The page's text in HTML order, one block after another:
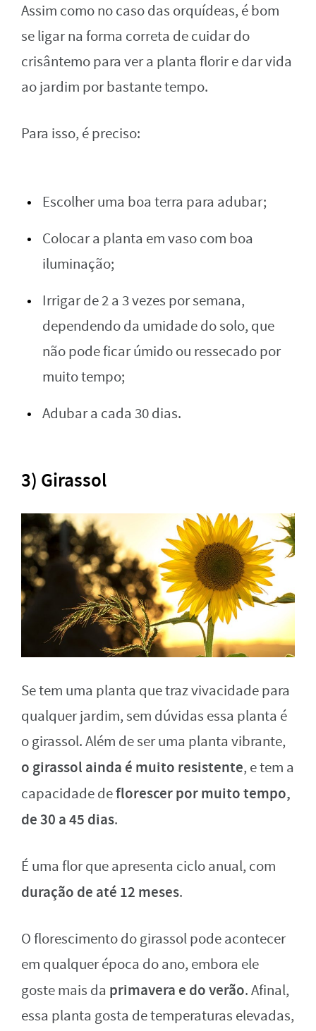
Assim como no caso das orquídeas, é bom
se ligar na forma correta de cuidar do
crisântemo para ver a planta florir e dar vida
ao jardim por bastante tempo.
Para isso, é preciso:
Escolher uma boa terra para adubar;
Colocar a planta em vaso com boa
iluminação;
Irrigar de 2 a 3 vezes por semana,
dependendo da umidade do solo, que
não pode ficar úmido ou ressecado por
muito tempo;
Adubar a cada 30 dias.
3) Girassol
Se tem uma planta que traz vivacidade para
qualquer jardim, sem dúvidas essa planta é
o girassol. Além de ser uma planta vibrante,
o girassol ainda é muito resistente, e tem a
capacidade deflorescer por muito tempo,
de 30 a 45 dias.
É uma flor que apresenta ciclo anual, com
duração de até 12 meses.
O florescimento do girassol pode acontecer
em qualquer época do ano, embora ele
goste mais da primavera e do verão. Afinal,
essa planta gosta de temperaturas elevadas,